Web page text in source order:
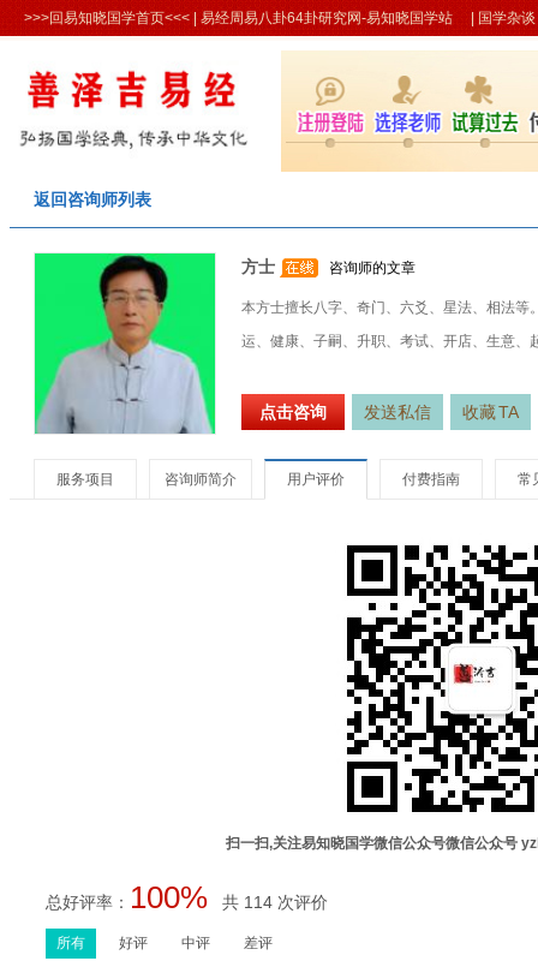
>>>回易知晓国学首页<<< | 易经周易八卦64卦研究网-易知晓国学站 | 国学杂谈
返回咨询师列表
方士 咨询师的文章
本方士擅长八字、奇门、六爻、星法、相法
运、健康、子嗣、升职、考试、开店、生意、
点击咨询 发送私信 收藏TA
服务项目 咨询师简介 用户评价 付费指南 常
扫一扫,关注易知晓国学微信公众号微信公众号
总好评率： 100% 共 114 次评价
所有 好评 中评 差评